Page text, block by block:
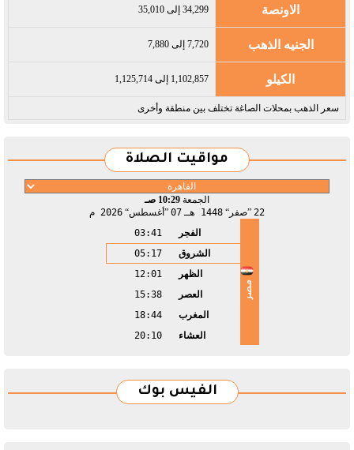
الاونصة 34,299 إلى 35,010
الجنيه الذهب 7,720 إلى 7,880
الكيلو 1,102,857 إلى 1,125,714
سعر الذهب بمحلات الصاغة تختلف بين منطقة وأخرى
مواقيت الصلاة
الجمعة 10:29 صـ
22
صفر 1448 هـ 07 أغسطس 2026 م
مصر
الفجر
03:41
الشروق
05:17
الظهر
12:01
العصر
15:38
المغرب
18:44
العشاء
20:10
الفيس بوك